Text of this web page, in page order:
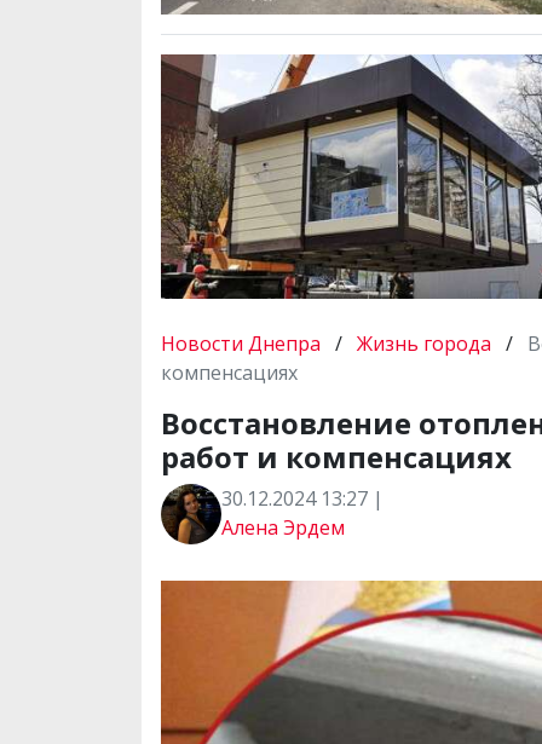
Новости Днепра / Жизнь города /
компенсациях
Восстановление
работ и компенсациях
30.12.2024 13:27 |
Алена Эрдем